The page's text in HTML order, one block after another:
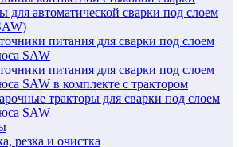
для автоматической сварки под слоем
питания для сварки под слоем
SAW
питания для сварки под слоем
SAW в комплекте с трактором
тракторы для сварки под слоем
SAW
резка и очистка